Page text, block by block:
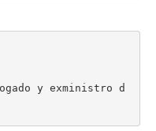
y exministro d